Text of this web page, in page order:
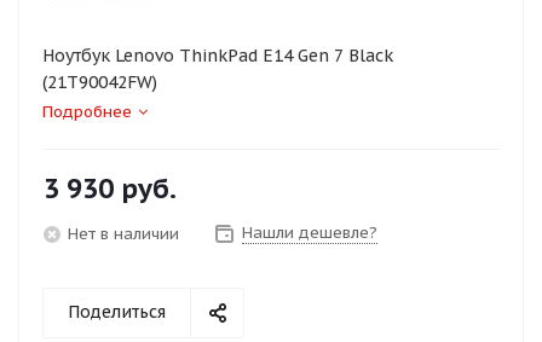
Ноутбук Lenovo ThinkPad E14 Gen 7 Black
(21T90042FW)
Подробнее
3 930 руб.
Нет в наличии Нашли дешевле?
Поделиться